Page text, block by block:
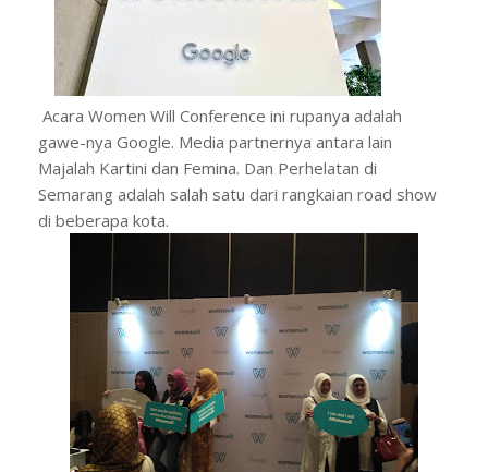
Acara Women Will Conference ini rupanya adalah
gawe-nya Google. Media partnernya antara lain
Majalah Kartini dan Femina. Dan Perhelatan di
Semarang adalah salah satu dari rangkaian road show
di beberapa kota.